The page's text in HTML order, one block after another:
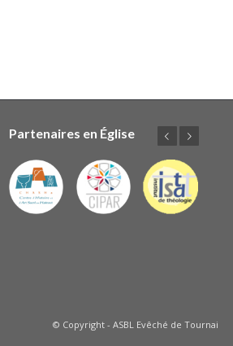
Partenaires en Église
PrécédentSuivant
© Copyright - ASBL Evêché de Tournai